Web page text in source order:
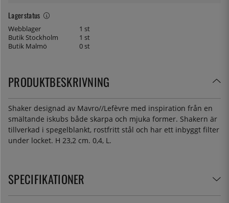
Lagerstatus
Webblager
1 st
Butik Stockholm
1 st
Butik Malmö
0 st
PRODUKTBESKRIVNING
Shaker designad av Mavro//Lefèvre med inspiration från en
smältande iskubs både skarpa och mjuka former. Shakern är
tillverkad i spegelblankt, rostfritt stål och har ett inbyggt filter
under locket. H 23,2 cm. 0,4, L.
SPECIFIKATIONER